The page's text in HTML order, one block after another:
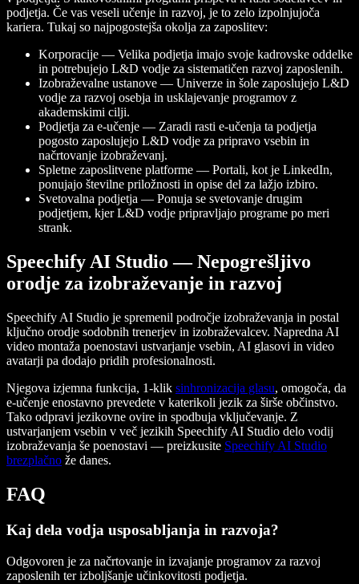
podjetja. Če vas veseli učenje in razvoj, je to zelo izpolnjujoča
kariera. Tukaj so najpogostejša okolja za zaposlitev:
Korporacije — Velika podjetja imajo svoje kadrovske oddelke
in potrebujejo L&D vodje za sistematičen razvoj zaposlenih.
Izobraževalne ustanove — Univerze in šole zaposlujejo L&D
vodje za razvoj osebja in usklajevanje programov z
akademskimi cilji.
Podjetja za e-učenje — Zaradi rasti e-učenja ta podjetja
pogosto zaposlujejo L&D vodje za pripravo vsebin in
načrtovanje izobraževanj.
Spletne zaposlitvene platforme — Portali, kot je LinkedIn,
ponujajo številne priložnosti in opise del za lažjo izbiro.
Svetovalna podjetja — Ponuja se svetovanje drugim
podjetjem, kjer L&D vodje pripravljajo programe po meri
strank.
Speechify AI Studio — Nepogrešljivo
orodje za izobraževanje in razvoj
Speechify AI Studio je spremenil področje izobraževanja in postal
ključno orodje sodobnih trenerjev in izobraževalcev. Napredna AI
video montaža poenostavi ustvarjanje vsebin, AI glasovi in video
avatarji pa dodajo pridih profesionalnosti.
Njegova izjemna funkcija, 1-klik sinhronizacija glasu, omogoča, da
e-učenje enostavno prevedete v katerikoli jezik za širše občinstvo.
Tako odpravi jezikovne ovire in spodbuja vključevanje. Z
ustvarjanjem vsebin v več jezikih Speechify AI Studio delo vodij
izobraževanja še poenostavi — preizkusite Speechify AI Studio
brezplačno že danes.
FAQ
Kaj dela vodja usposabljanja in razvoja?
Odgovoren je za načrtovanje in izvajanje programov za razvoj
zaposlenih ter izboljšanje učinkovitosti podjetja.